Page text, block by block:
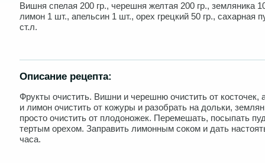
Вишня спелая 200 гр., черешня желтая 200 гр., земляника
лимон 1 шт., апельсин 1 шт., орех грецкий 50 гр., сахарная
ст.л.
Описание рецепта:
Фрукты очистить. Вишни и черешню очистить от косточек,
и лимон очистить от кожуры и разобрать на дольки,
просто очистить от плодоножек. Перемешать, посыпать
тертым орехом. Заправить лимонным соком и дать
часа.